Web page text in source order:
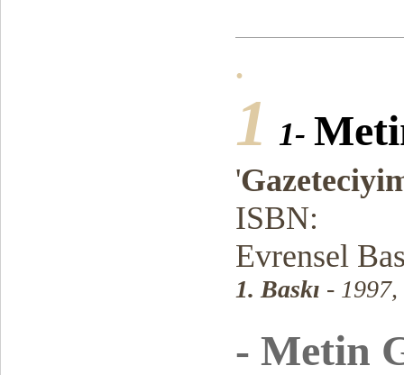
.
1 1-
'
ISBN:
Evrensel
1. Baskı - 1997,
- Metin